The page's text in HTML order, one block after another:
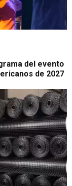
del evento
de 2027